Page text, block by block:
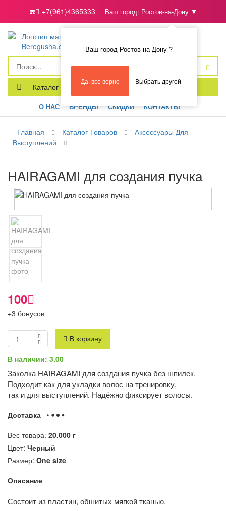
☎️ +7(961)4365333 Ваш город: Ростов-на-Дону▼
Ваш город Ростов-на-Дону ?
Да, все верно Выбрать другой
Каталог
О НАС БРЕНДЫ СКИДКИ КОНТАКТЫ
Главная Каталог Товаров
Аксессуары Для
Выступлений
HAIRAGAMI для создания пучка
100
+3 бонусов
В корзину
В наличии: 3.00
Заколка HAIRAGAMI для создания пучка без шпилек.
Подходит как для укладки волос на тренировку,
так и для выступлений. Надёжно фиксирует волосы.
Доставка
Вес товара: 20.000 г
Цвет: Черный
Размер: One size
Описание
Состоит из пластин, обшитых мягкой тканью.